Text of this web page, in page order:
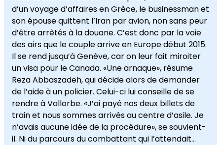
d’un voyage d’affaires en Grèce, le businessman et
son épouse quittent l’Iran par avion, non sans peur
d’être arrêtés à la douane. C’est donc par la voie
des airs que le couple arrive en Europe début 2015.
Il se rend jusqu’à Genève, car on leur fait miroiter
un visa pour le Canada. «Une arnaque», résume
Reza Abbaszadeh, qui décide alors de demander
de l’aide à un policier. Celui-ci lui conseille de se
rendre à Vallorbe. «J’ai payé nos deux billets de
train et nous sommes arrivés au centre d’asile. Je
n’avais aucune idée de la procédure», se souvient-
il. Ni du parcours du combattant qui l’attendait…